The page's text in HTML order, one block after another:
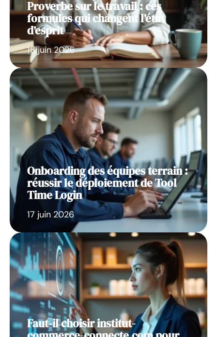
Proverbe sur le travail : ces
formules qui changent l’état
d’esprit
18 juin 2026
Onboarding des équipes terrain :
réussir le déploiement de Tool
Time Login
17 juin 2026
Faut-il choisir institut-